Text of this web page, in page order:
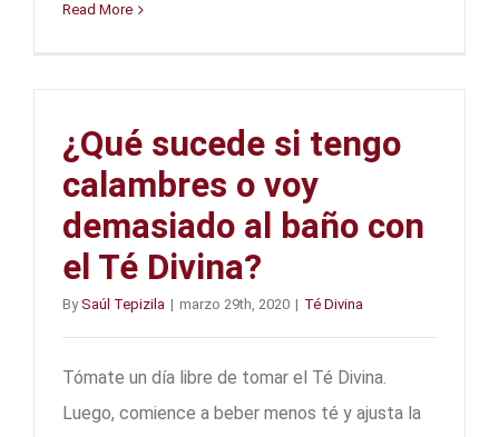
Read More
¿Qué sucede si tengo
calambres o voy
demasiado al baño con
el Té Divina?
BySaúl Tepizila | marzo 29th, 2020 | Té Divina
Tómate un día libre de tomar el Té Divina.
Luego, comience a beber menos té y ajusta la